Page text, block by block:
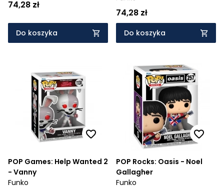
74,28 zł
Do koszyka
74,28 zł
Do koszyka
POP Games: Help Wanted 2
- Vanny
Funko
POP Rocks: Oasis - Noel
Gallagher
Funko